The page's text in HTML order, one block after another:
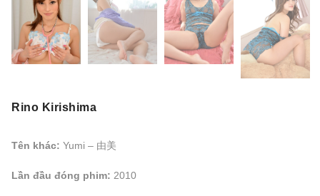
Rino Kirishima
Tên khác: Yumi – 由美
Lần đầu đóng phim: 2010